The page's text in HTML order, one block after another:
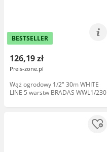
BESTSELLER
126,19 zł
Preis-zone.pl
Wąż ogrodowy 1/2" 30m WHITE
LINE 5 warstw BRADAS WWL1/230